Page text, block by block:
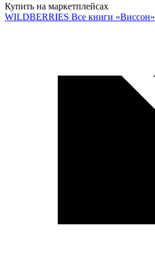
Купить на маркетплейсах
WILDBERRIES Все книги «Виссон»